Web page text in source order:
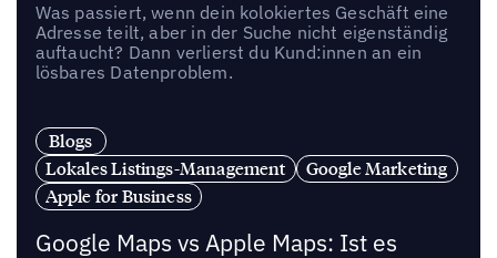
Was passiert, wenn dein kolokiertes Geschäft eine
Adresse teilt, aber in der Suche nicht eigenständig
auftaucht? Dann verlierst du Kund:innen an ein
lösbares Datenproblem.
Blogs
Lokales Listings-Management
Google Marketing
Apple for Business
Google Maps vs Apple Maps: Ist es